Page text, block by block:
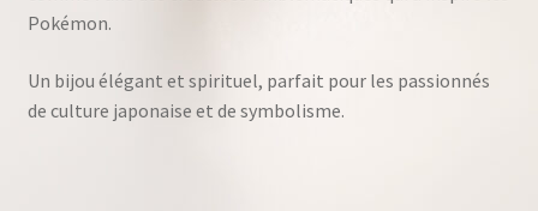
Pokémon.
Un bijou élégant et spirituel, parfait pour les passionnés
de culture japonaise et de symbolisme.